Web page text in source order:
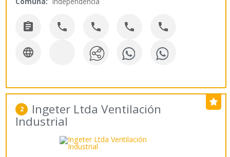
    

2 Ingeter Ltda Ventilación
Industrial